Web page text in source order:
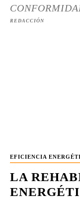
REDACCIÓN
EFICIENCIA
LA